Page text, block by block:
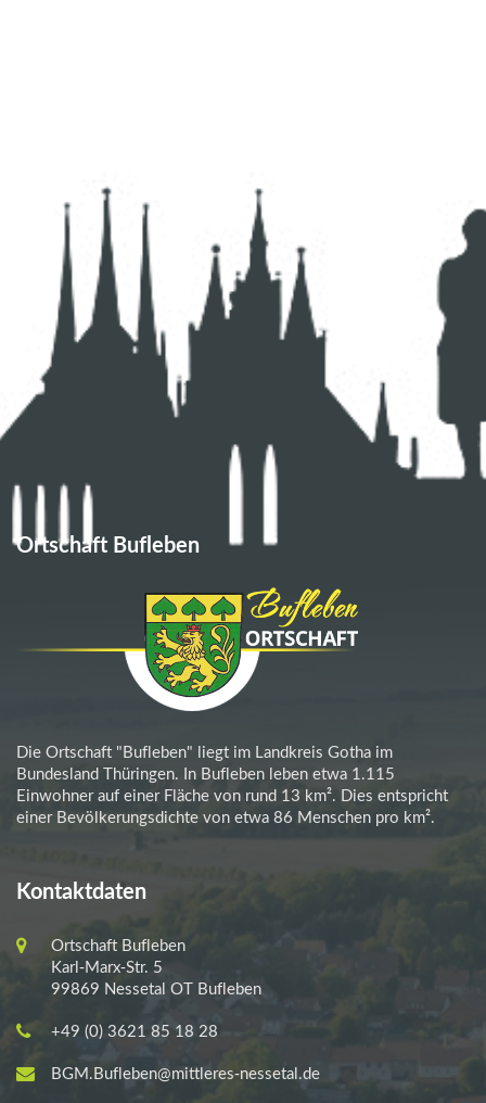
Ortschaft Bufleben
Die Ortschaft "Bufleben" liegt im Landkreis Gotha im
Bundesland Thüringen. In Bufleben leben etwa 1.115
Einwohner auf einer Fläche von rund 13 km². Dies entspricht
einer Bevölkerungsdichte von etwa 86 Menschen pro km².
Kontaktdaten
Ortschaft Bufleben
Karl-Marx-Str. 5
99869 Nessetal OT Bufleben
+49 (0) 3621 85 18 28
BGM.Bufleben@mittleres-nessetal.de